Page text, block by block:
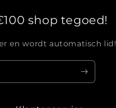
shop tegoed!
en wordt automatisch lid!